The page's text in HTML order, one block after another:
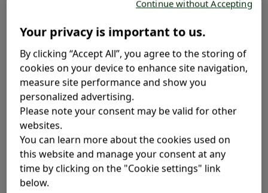
Supozitoare
Ameliorare rapidă
Oferă o senzație de eliberare într-un interval de
timp scurt după administrare, aproximativ 20 min
Your privacy is important to us.
By clicking “Accept All”, you agree to the storing of
cookies on your device to enhance site navigation,
measure site performance and show you
personalized advertising.
Please note your consent may be valid for other
websites.
You can learn more about the cookies used on
this website and manage your consent at any
time by clicking on the "Cookie settings" link
below.
Continue without Accepting